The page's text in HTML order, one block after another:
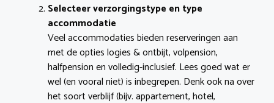
Selecteer verzorgingstype en type
accommodatie
Veel accommodaties bieden reserveringen aan
met de opties logies & ontbijt, volpension,
halfpension en volledig-inclusief. Lees goed wat er
wel (en vooral niet) is inbegrepen. Denk ook na over
het soort verblijf (bijv. appartement, hotel,